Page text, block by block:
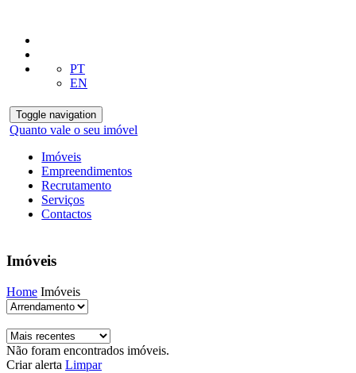
PT
EN
Toggle navigation
Quanto vale o seu imóvel
Imóveis
Empreendimentos
Recrutamento
Serviços
Contactos
Imóveis
Home Imóveis
Não foram encontrados imóveis.
Criar alerta Limpar